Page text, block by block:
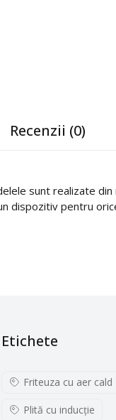
Recenzii (0)
sunt realizate
dispozitiv pentru
Etichete
Friteuza cu aer cald
Plită cu inducţie